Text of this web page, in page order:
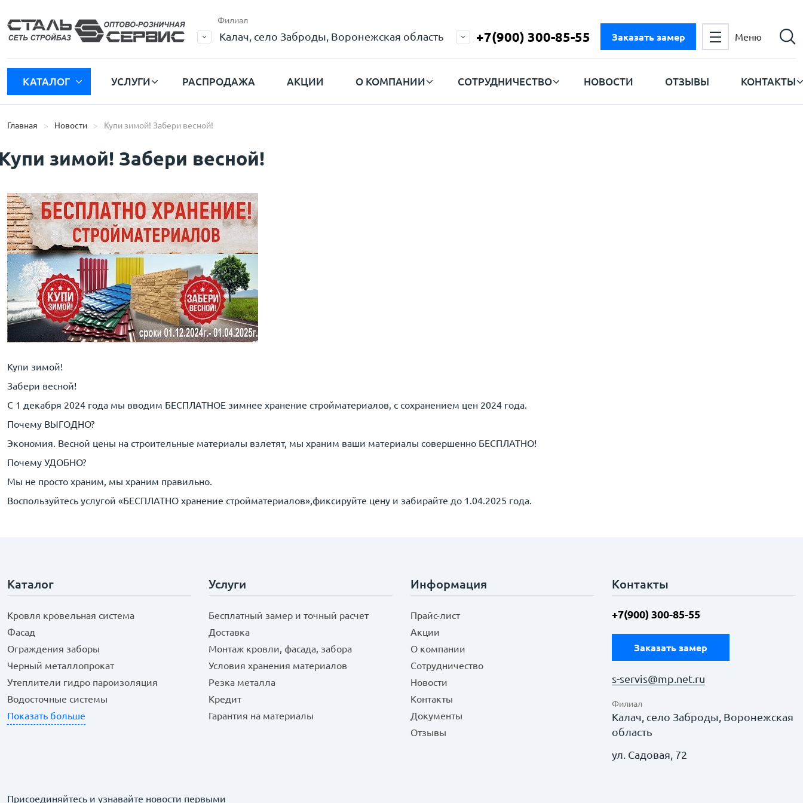
Филиал
Калач, село Заброды, Воронежская область +7(900) 300-85-55 Заказать замер Меню
КАТАЛОГ УСЛУГИ РАСПРОДАЖА АКЦИИ О КОМПАНИИ СОТРУДНИЧЕСТВО НОВОСТИ ОТЗЫВЫ КОНТАКТЫ
Главная Новости Купи зимой! Забери весной!
зимой! Забери весной!
Купи зимой!
Забери весной!
С 1 декабря 2024 года мы вводим БЕСПЛАТНОЕ зимнее хранение стройматериалов, с сохранением цен 2024 года.
Почему ВЫГОДНО?
Экономия. Весной цены на строительные материалы взлетят, мы храним ваши материалы совершенно БЕСПЛАТНО!
Почему УДОБНО?
Мы не просто храним, мы храним правильно.
Воспользуйтесь услугой «БЕСПЛАТНО хранение стройматериалов»,фиксируйте цену и забирайте до 1.04.2025 года.
Каталог
Кровля кровельная система
Фасад
Ограждения заборы
Черный металлопрокат
Утеплители гидро пароизоляция
Водосточные системы
Показать больше
Услуги
Бесплатный замер и точный расчет
Доставка
Монтаж кровли, фасада, забора
Условия хранения материалов
Резка металла
Кредит
Гарантия на материалы
Информация
Прайс-лист
Акции
О компании
Сотрудничество
Новости
Контакты
Документы
Отзывы
Контакты
+7(900) 300-85-55
Заказать замер
s-servis@mp.net.ru
Филиал
Калач, село Заброды, Воронежская
область
ул. Садовая, 72
Присоединяйтесь и узнавайте новости первыми